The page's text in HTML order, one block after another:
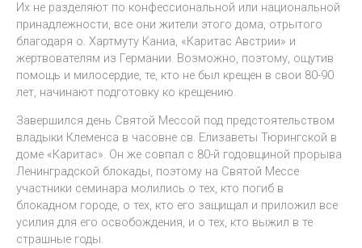
Их не разделяют по конфессиональной или национальной
принадлежности, все они жители этого дома, отрытого
благодаря о. Хартмуту Каниа, «Каритас Австрии» и
жертвователям из Германии. Возможно, поэтому, ощутив
помощь и милосердие, те, кто не был крещен в свои 80-90
лет, начинают подготовку ко крещению.
Завершился день Святой Мессой под предстоятельством
владыки Клеменса в часовне св. Елизаветы Тюрингской в
доме «Каритас». Он же совпал с 80-й годовщиной прорыва
Ленинградской блокады, поэтому на Святой Мессе
участники семинара молились о тех, кто погиб в
блокадном городе, о тех, кто его защищал и приложил все
усилия для его освобождения, и о тех, кто выжил в те
страшные годы.